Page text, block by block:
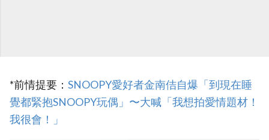
*前情提要： ‎SNOOPY愛好者金南佶自爆「到現在睡
覺都緊抱SNOOPY玩偶」〜大喊「我想拍愛情題材！
我很會！」‎